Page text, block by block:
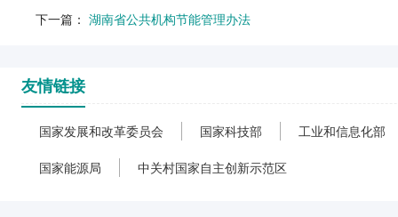
下一篇： 湖南省公共机构节能管理办法
友情链接
国家发展和改革委员会 国家科技部 工业和信息化部
国家能源局 中关村国家自主创新示范区